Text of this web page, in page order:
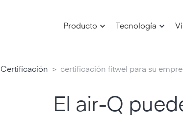
Producto Tecnología
Certificación > certificación fitwel para su
El air-Q